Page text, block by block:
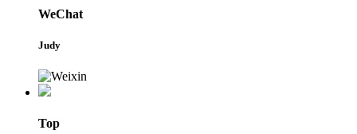
WeChat
Judy
Top